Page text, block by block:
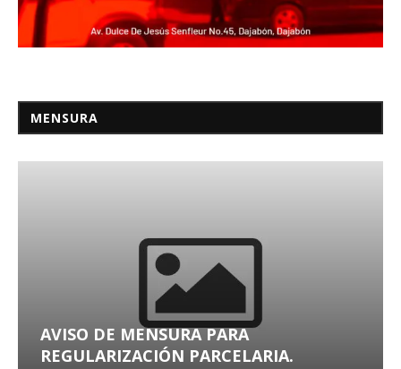
MENSURA
AVISO DE MENSURA PARA
REGULARIZACIÓN PARCELARIA.